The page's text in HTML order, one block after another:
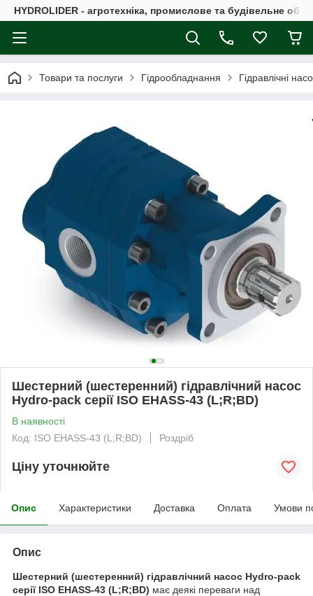
HYDROLIDER - агротехніка, промислове та будівельне
Товари та послуги Гідрообладнання Гідравлічні
Шестерний (шестеренний) гідравлічний насос
Hydro-pack серії ISO EHASS-43 (L;R;BD)
В наявності
Код: ISO EHASS-43 (L;R;BD)
Роздріб
Ціну уточнюйте
Опис Характеристики Доставка Оплата Умови
Опис
Шестерний (шестеренний) гідравлічний насос Hydro-pack
серії ISO EHASS-43 (L;R;BD) має деякі переваги над